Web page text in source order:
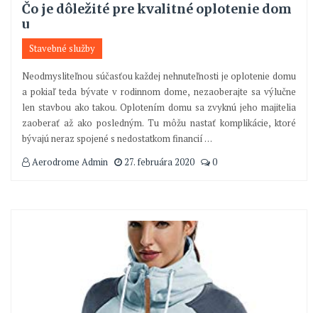
Čo je dôležité pre kvalitné oplotenie dom
u
Stavebné služby
Neodmysliteľnou súčasťou každej nehnuteľnosti je oplotenie domu
a pokiaľ teda bývate v rodinnom dome, nezaoberajte sa výlučne
len stavbou ako takou. Oplotením domu sa zvyknú jeho majitelia
zaoberať až ako posledným. Tu môžu nastať komplikácie, ktoré
bývajú neraz spojené s nedostatkom financií …
Aerodrome Admin
27. februára 2020 0